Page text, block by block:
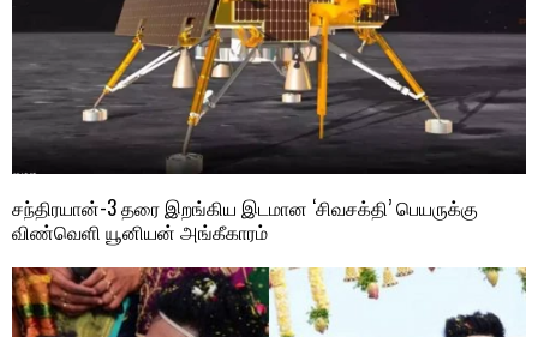
சந்திரயான்-3 தரை இறங்கிய இடமான ‘சிவசக்தி’ பெயருக்கு
விண்வெளி யூனியன் அங்கீகாரம்